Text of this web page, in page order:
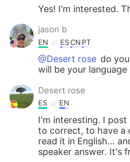
Yes! I'm interested.
jason b
EN ESCN PT
@Desert rose do
will be your language
Desert rose
ES EN
I'm interesting. I post
to correct, to have a
read it in English...
speaker answer. It's